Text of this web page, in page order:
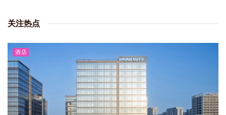
关注热点
酒店